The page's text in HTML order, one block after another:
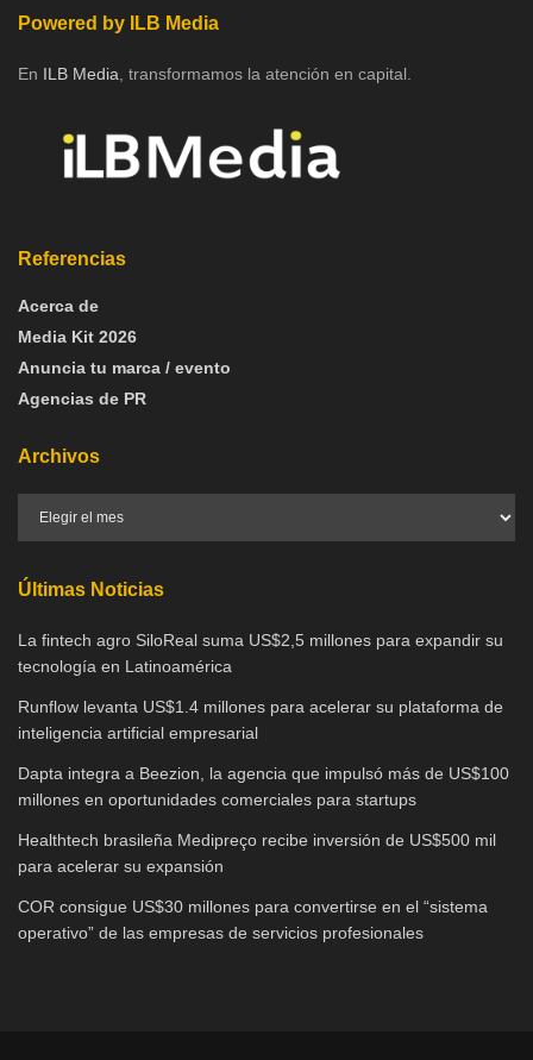
Powered by ILB Media
En ILB Media , transformamos la atención en capital.
Referencias
Acerca de
Media Kit 2026
Anuncia tu marca / evento
Agencias de PR
Archivos
Últimas Noticias
La fintech agro SiloReal suma US$2,5 millones para expandir su
tecnología en Latinoamérica
Runflow levanta US$1.4 millones para acelerar su plataforma de
inteligencia artificial empresarial
Dapta integra a Beezion, la agencia que impulsó más de US$100
millones en oportunidades comerciales para startups
Healthtech brasileña Medipreço recibe inversión de US$500 mil
para acelerar su expansión
COR consigue US$30 millones para convertirse en el “sistema
operativo” de las empresas de servicios profesionales